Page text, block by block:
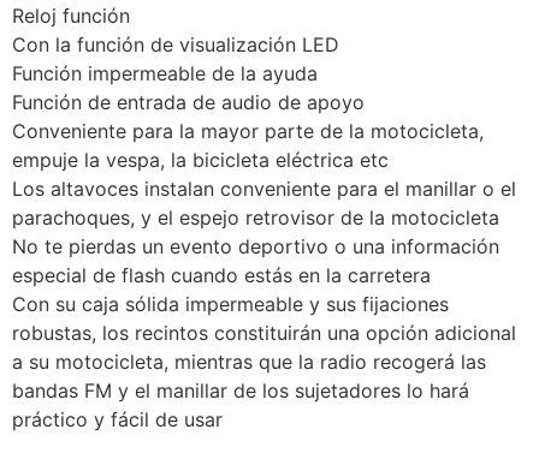
Reloj función
Con la función de visualización LED
Función impermeable de la ayuda
Función de entrada de audio de apoyo
Conveniente para la mayor parte de la motocicleta,
empuje la vespa, la bicicleta eléctrica etc
Los altavoces instalan conveniente para el manillar o el
parachoques, y el espejo retrovisor de la motocicleta
No te pierdas un evento deportivo o una información
especial de flash cuando estás en la carretera
Con su caja sólida impermeable y sus fijaciones
robustas, los recintos constituirán una opción adicional
a su motocicleta, mientras que la radio recogerá las
bandas FM y el manillar de los sujetadores lo hará
práctico y fácil de usar